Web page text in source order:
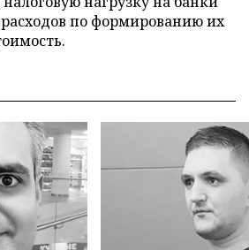
расходов по формированию их